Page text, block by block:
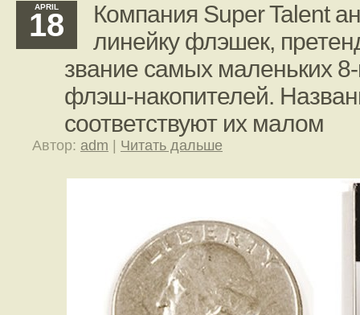
APRIL
18
Компания Super Talent
линейку флэшек,
звание самых маленьких 8-
флэш-накопителей.
соответствуют их малом
Автор: adm Читать дальше